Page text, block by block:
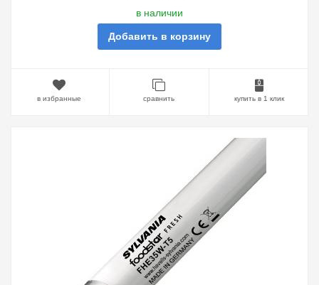
в наличии
Добавить в корзину
в избранные сравнить купить в 1 клик